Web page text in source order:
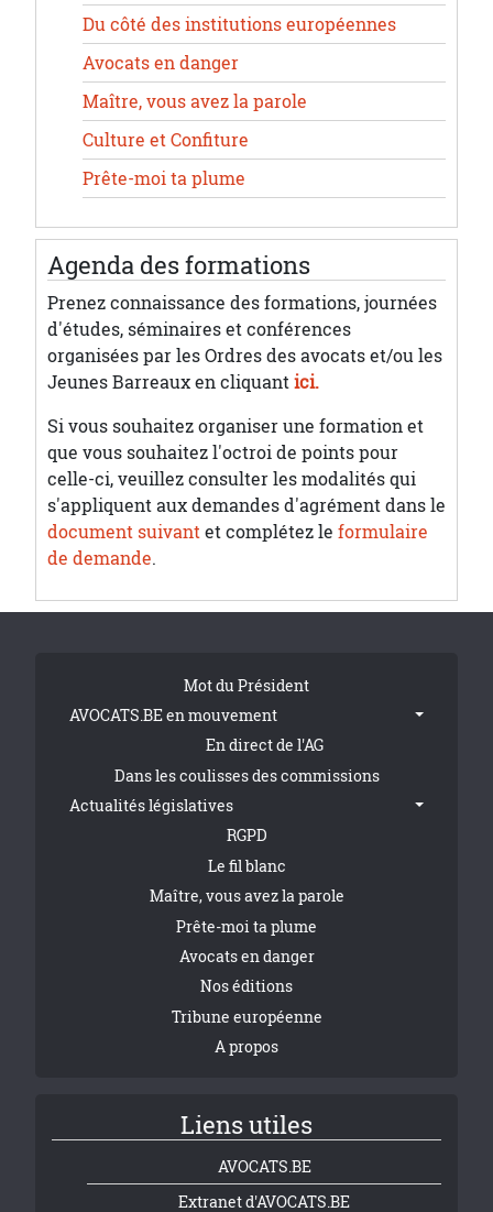
Du côté des institutions européennes
Avocats en danger
Maître, vous avez la parole
Culture et Confiture
Prête-moi ta plume
Agenda des formations
Prenez connaissance des formations, journées
d'études, séminaires et conférences
organisées par les Ordres des avocats et/ou les
Jeunes Barreaux en cliquantici.
Si vous souhaitez organiser une formation et
que vous souhaitez l'octroi de points pour
celle-ci, veuillez consulter les modalités qui
s'appliquent aux demandes d'agrément dans le
document suivantet complétez le formulaire
de demande.
Tribune FooterMot du Président
AVOCATS.BE en mouvement
En direct de l'AG
Dans les coulisses des commissions
Actualités législatives
RGPD
Le fil blanc
Maître, vous avez la parole
Prête-moi ta plume
Avocats en danger
Nos éditions
Tribune européenne
A propos
Liens utiles
AVOCATS.BE
Extranet d'AVOCATS.BE